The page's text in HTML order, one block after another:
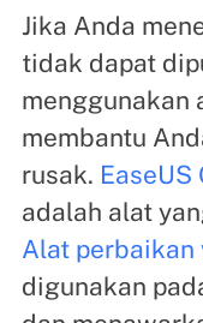
Jika Anda
tidak dapat
menggunakan
membantu
rusak. EaseUS
adalah alat
Alat perbaikan
digunakan